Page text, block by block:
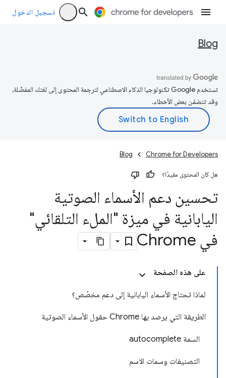
تسجيل الدخول
Blog
تستخدم Google تكنولوجيا الذكاء الاصطناعي لترجمة المحتوى إلى لغتك المفضّلة،
وقد تتضمّن بعض الأخطاء.
Chrome for Developers
Blog
هل كان المحتوى مفيدًا؟
تحسين دعم الأسماء الصوتية
اليابانية في ميزة "الملء التلقائي"
في Chrome
على هذه الصفحة
لماذا تحتاج الأسماء اليابانية إلى دعم مخصّص؟
الطريقة التي يرصد بها Chrome حقول الأسماء الصوتية
السمة autocomplete
التصنيفات وسمات الاسم